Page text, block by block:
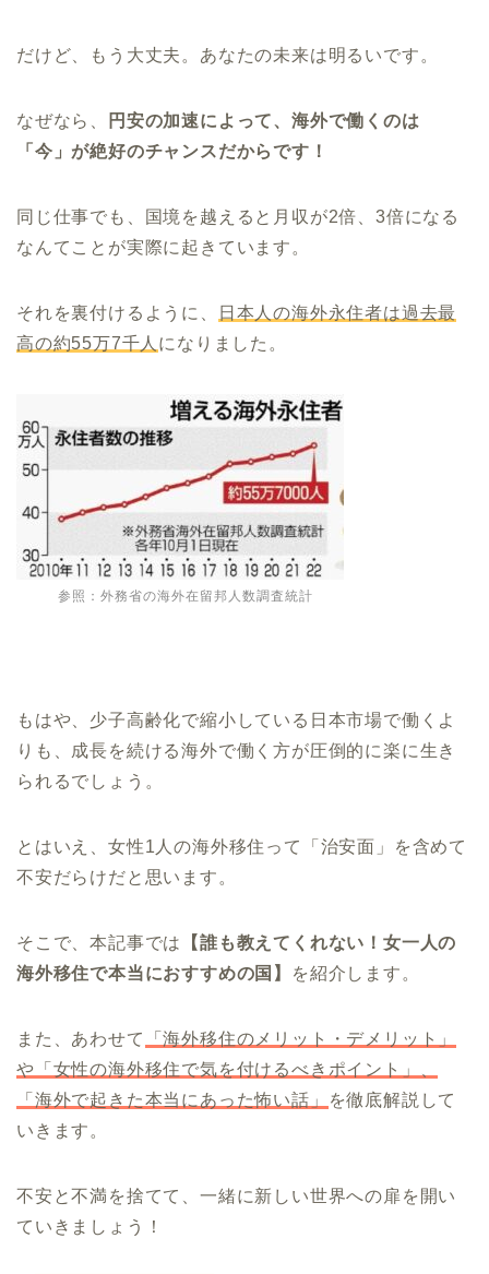
だけど、もう大丈夫。あなたの未来は明るいです。
なぜなら、
円安の加速によって、海外で働くのは
「今」が絶好のチャンスだからです！
同じ仕事でも、国境を越えると月収が2倍、3倍になる
なんてことが実際に起きています。
それを裏付けるように、
日本人の海外永住者は過去最
高の約55万7千人 になりました。
参照：外務省の海外在留邦人数調査統計
もはや、少子高齢化で縮小している日本市場で働くよ
りも、成長を続ける海外で働く方が圧倒的に楽に生き
られるでしょう。
とはいえ、女性1人の海外移住って「治安面」を含めて
不安だらけだと思います。
そこで、本記事では
【誰も教えてくれない！女一人の
海外移住で本当におすすめの国】
を紹介します。
また、あわせて
「海外移住のメリット・デメリット」
や「女性の海外移住で気を付けるべきポイント」、
「海外で起きた本当にあった怖い話」
を徹底解説して
いきます。
不安と不満を捨てて、一緒に新しい世界への扉を開い
ていきましょう！